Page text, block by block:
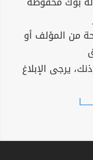
من المؤلف أو
يرجى الإبلاغ